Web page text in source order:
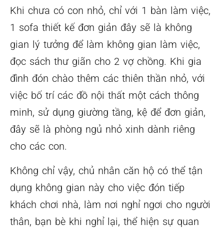
Khi chưa có con nhỏ, chỉ với 1 bàn làm việc,
1 sofa thiết kế đơn giản đây sẽ là không
gian lý tưởng để làm không gian làm việc,
đọc sách thư giãn cho 2 vợ chồng. Khi gia
đình đón chào thêm các thiên thần nhỏ, với
việc bố trí các đồ nội thất một cách thông
minh, sử dụng giường tầng, kệ để đơn giản,
đây sẽ là phòng ngủ nhỏ xinh dành riêng
cho các con.
Không chỉ vậy, chủ nhân căn hộ có thể tận
dụng không gian này cho việc đón tiếp
khách chơi nhà, làm nơi nghỉ ngơi cho người
thân, bạn bè khi nghỉ lại, thể hiện sự quan